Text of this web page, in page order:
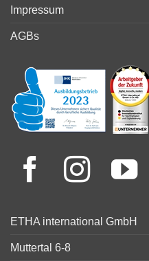
Impressum
AGBs
ETHA international GmbH
Muttertal 6-8